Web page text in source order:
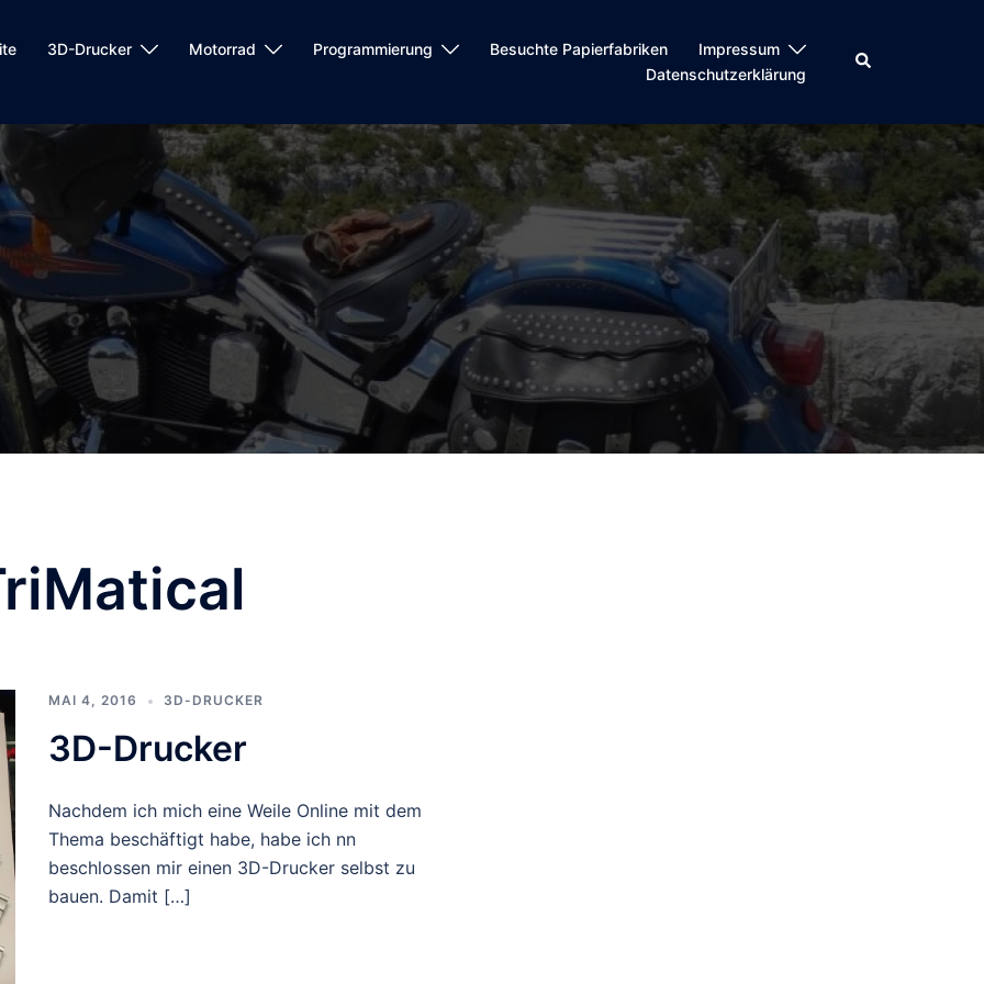
3D-Drucker Motorrad Programmierung Besuchte Papierfabriken
Impressum
Datenschutzerklärung
Suche
MAI 4, 2016 3D-DRUCKER
3D-Drucker
Nachdem ich mich eine Weile Online mit dem
Thema beschäftigt habe, habe ich nn
beschlossen mir einen 3D-Drucker selbst zu
bauen. Damit […]